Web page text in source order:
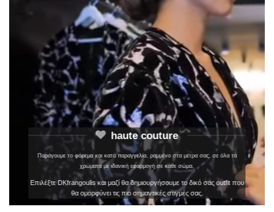
haute couture
Παράγουμε το φόρεμα και κατά παραγγελία, ραμμένο στα μέτρα σας, σε όλα τα
χρώματα με ιδανική εφαρμογή σε κάθε σώμα.
Επιλέξτε DKfrangoulis και μαζί θα δημιουργήσουμε το δικό σας outfit που
θα ομορφύνει τις πιο σημαντικές στιγμές σας.